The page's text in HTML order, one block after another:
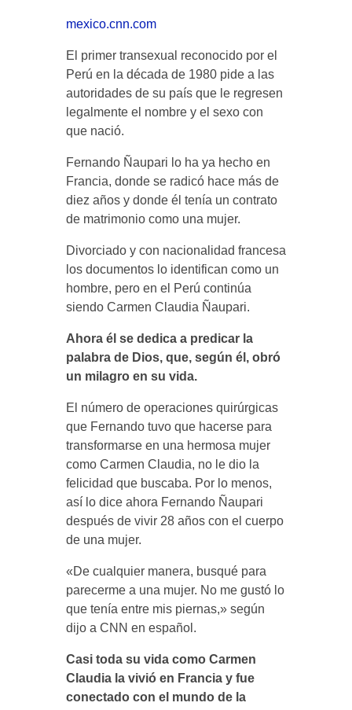
mexico.cnn.com
El primer transexual reconocido por el
Perú en la década de 1980 pide a las
autoridades de su país que le regresen
legalmente el nombre y el sexo con
que nació.
Fernando Ñaupari lo ha ya hecho en
Francia, donde se radicó hace más de
diez años y donde él tenía un contrato
de matrimonio como una mujer.
Divorciado y con nacionalidad francesa
los documentos lo identifican como un
hombre, pero en el Perú continúa
siendo Carmen Claudia Ñaupari.
Ahora él se dedica a predicar la
palabra de Dios, que, según él, obró
un milagro en su vida.
El número de operaciones quirúrgicas
que Fernando tuvo que hacerse para
transformarse en una hermosa mujer
como Carmen Claudia, no le dio la
felicidad que buscaba. Por lo menos,
así lo dice ahora Fernando Ñaupari
después de vivir 28 años con el cuerpo
de una mujer.
«De cualquier manera, busqué para
parecerme a una mujer. No me gustó lo
que tenía entre mis piernas,» según
dijo a CNN en español.
Casi toda su vida como Carmen
Claudia la vivió en Francia y fue
conectado con el mundo de la